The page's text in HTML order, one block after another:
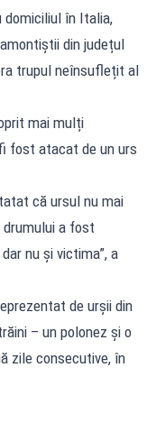
domiciliul în Italia,
din județul
trupul neînsuflețit al
mai mulți
fost atacat de un urs
că ursul nu mai
drumului a fost
nu și victima”, a
de urșii din
– un polonez și o
zile consecutive, în